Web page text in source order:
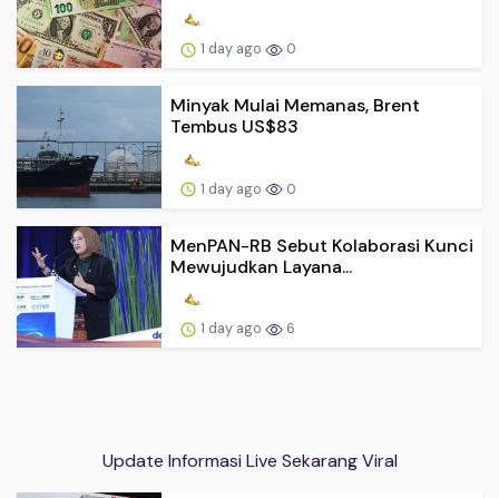
1 day ago 0
Minyak Mulai Memanas, Brent
Tembus US$83
1 day ago 0
MenPAN-RB Sebut Kolaborasi Kunci
Mewujudkan Layana...
1 day ago 6
Update Informasi Live Sekarang Viral